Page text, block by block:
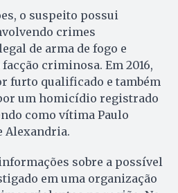
o suspeito possui
crimes
de arma de fogo e
criminosa. Em 2016,
furto qualificado e também
um homicídio registrado
como vítima Paulo
Alexandria.
sobre a possível
em uma organização